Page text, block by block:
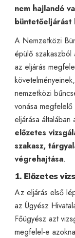
nem hajlandó
büntetőeljárást
A Nemzetközi
épülő
az eljárás
nemzetközi
vonása
eljárása
előzetes
szakasz,
végrehajtása.
1. Előzetes
Az eljárás első
az Ügyész
Főügyész azt
megfelel-e